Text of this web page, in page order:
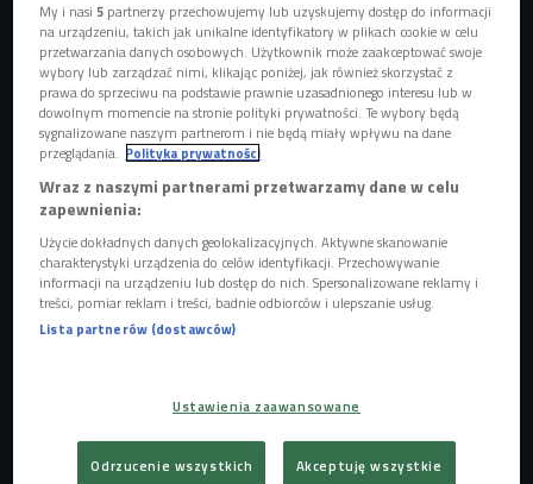
Psy nie potrafią się pocić, koty także, dlatego radzą sobie
inaczej, m.in. znajdują schronienie w cieniu. - Gdy zwierzak
jest wystawiony na długie działanie wysokiej temperatur to
początkowo zaczyna próbować się chłodzić, chce obniżyć
swoją temperaturę ziejąc, szukając chłodu, schronienia -
mówi Andrzej Chachaj, lekarz weterynarii. - Jeśli dojdzie do
przegrzania organizmu, to przyspiesza im oddech, zieją ,
zaburzenia układu nerwowego, takie jak opóźnione reakcje
czy nawet utrata świadomości. Niestety, niektóre tego typu
sytuacje kończą się śmiercią - dodaje.
Zwierzęta, tak samo jak ludzie, mogą dostać udaru.
jest sytuacją, w której rośnie wewnętrzna temperatura
zwierzęcia. Zwykła temperatura naszych pupili to około
My i nasi5 partnerzy przechowujemy lub uzyskujemy dostęp do informacji
na urządzeniu, takich jak unikalne identyfikatory w plikach cookie w celu
przetwarzania danych osobowych. Użytkownik może zaakceptować swoje
wybory lub zarządzać nimi, klikając poniżej, jak również skorzystać z
prawa do sprzeciwu na podstawie prawnie uzasadnionego interesu lub w
dowolnym momencie na stronie polityki prywatności. Te wybory będą
sygnalizowane naszym partnerom i nie będą miały wpływu na dane
przeglądania. Polityka prywatności
Wraz z naszymi partnerami przetwarzamy dane w celu
zapewnienia:
Użycie dokładnych danych geolokalizacyjnych. Aktywne skanowanie
charakterystyki urządzenia do celów identyfikacji. Przechowywanie
informacji na urządzeniu lub dostęp do nich. Spersonalizowane reklamy i
treści, pomiar reklam i treści, badnie odbiorców i ulepszanie usług.
Lista partnerów (dostawców)
Ustawienia zaawansowane
Odrzucenie wszystkich Akceptuję wszystkie